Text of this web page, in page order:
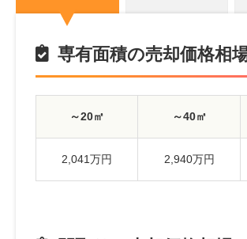
専有面積の売却価格相
～20㎡ ～40㎡
2,041万円 2,940万円